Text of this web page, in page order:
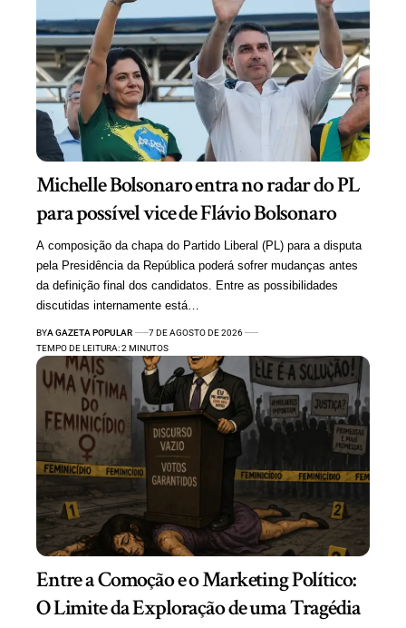
Michelle Bolsonaro entra no radar do PL
para possível vice de Flávio Bolsonaro
A composição da chapa do Partido Liberal (PL) para a disputa
pela Presidência da República poderá sofrer mudanças antes
da definição final dos candidatos. Entre as possibilidades
discutidas internamente está…
BYA GAZETA POPULAR
7 DE AGOSTO DE 2026
TEMPO DE LEITURA: 2 MINUTOS
Entre a Comoção e o Marketing Político:
O Limite da Exploração de uma Tragédia